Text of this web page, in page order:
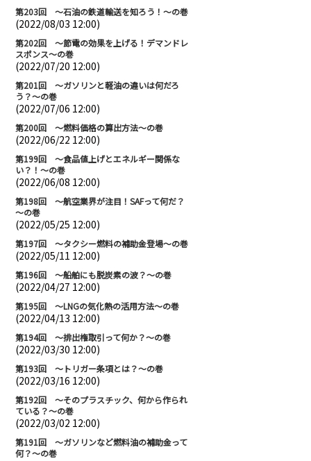
第203回 ～石油の鉄道輸送を知ろう！～の巻
(2022/08/03 12:00)
第202回 ～節電の効果を上げる！デマンドレ
スポンス～の巻
(2022/07/20 12:00)
第201回 ～ガソリンと軽油の違いは何だろ
う？～の巻
(2022/07/06 12:00)
第200回 ～燃料価格の算出方法～の巻
(2022/06/22 12:00)
第199回 ～食品値上げとエネルギー関係な
い？！～の巻
(2022/06/08 12:00)
第198回 ～航空業界が注目！SAFって何だ？
～の巻
(2022/05/25 12:00)
第197回 ～タクシー燃料の補助金登場～の巻
(2022/05/11 12:00)
第196回 ～船舶にも脱炭素の波？～の巻
(2022/04/27 12:00)
第195回 ～LNGの気化熱の活用方法～の巻
(2022/04/13 12:00)
第194回 ～排出権取引って何か？～の巻
(2022/03/30 12:00)
第193回 ～トリガー条項とは？～の巻
(2022/03/16 12:00)
第192回 ～そのプラスチック、何から作られ
ている？～の巻
(2022/03/02 12:00)
第191回 ～ガソリンなど燃料油の補助金って
何？～の巻